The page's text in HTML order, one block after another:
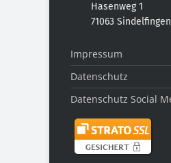
Hasenweg 1
71063 Sindelfingen
Impressum
Datenschutz
Datenschutz Social